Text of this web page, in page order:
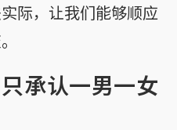
际，让我们能够顺应
承认一男一女